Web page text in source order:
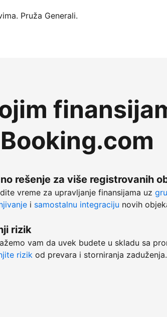
Pruža Generali.
rešenje za više registrovanih
vreme za upravljanje finansijama uz
i samostalnu integraciju novih
rizik
vam da uvek budete u skladu sa
rizik od prevara i storniranja zaduženja.